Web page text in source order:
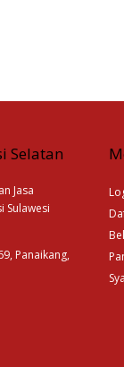
Selatan
Jasa
Sulawesi
Panaikang,